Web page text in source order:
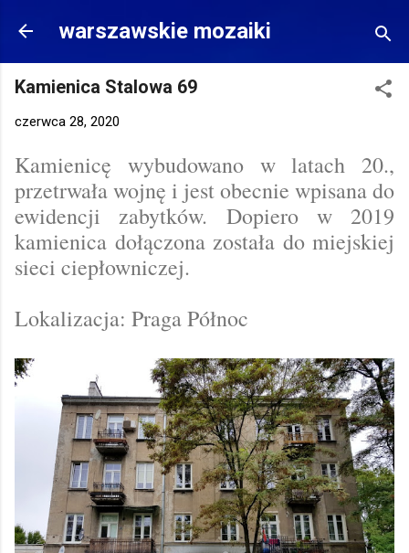
Przejdź do głównej zawartości
warszawskie mozaiki
Kamienica Stalowa 69
czerwca 28, 2020
Kamienicę wybudowano w latach 20.,
przetrwała wojnę i jest obecnie wpisana do
ewidencji zabytków. Dopiero w 2019
kamienica dołączona została do miejskiej
sieci ciepłowniczej.
Lokalizacja: Praga Północ